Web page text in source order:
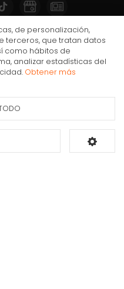
70W, 1 metro
de personalización,
terceros, que tratan datos
como hábitos de
analizar estadísticas del
Obtener más